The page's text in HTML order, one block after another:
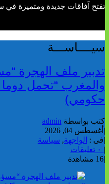
تفتح آفاقات جديدة ومتميزة
سيــــاســـة
تدبير ملف الهجرة
والمغرب “تحمل دوما
حكومي)
كتب بواسطة admin
| أغسطس 04, 2026
|فى : الواجهة, سياسة
|
|16 مشاهدة